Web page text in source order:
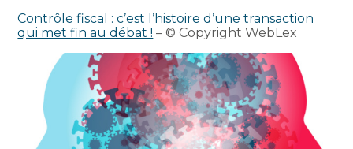
Contrôle fiscal : c’est l’histoire d’une transaction
qui met fin au débat ! – © Copyright WebLex